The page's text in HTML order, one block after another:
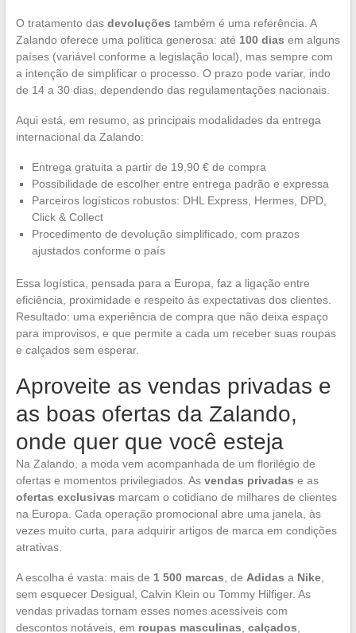
O tratamento das devoluções também é uma referência. A
Zalando oferece uma política generosa: até 100 dias em alguns
países (variável conforme a legislação local), mas sempre com
a intenção de simplificar o processo. O prazo pode variar, indo
de 14 a 30 dias, dependendo das regulamentações nacionais.
Aqui está, em resumo, as principais modalidades da entrega
internacional da Zalando:
Entrega gratuita a partir de 19,90 € de compra
Possibilidade de escolher entre entrega padrão e expressa
Parceiros logísticos robustos: DHL Express, Hermes, DPD,
Click & Collect
Procedimento de devolução simplificado, com prazos
ajustados conforme o país
Essa logística, pensada para a Europa, faz a ligação entre
eficiência, proximidade e respeito às expectativas dos clientes.
Resultado: uma experiência de compra que não deixa espaço
para improvisos, e que permite a cada um receber suas roupas
e calçados sem esperar.
Aproveite as vendas privadas e
as boas ofertas da Zalando,
onde quer que você esteja
Na Zalando, a moda vem acompanhada de um florilégio de
ofertas e momentos privilegiados. As vendas privadas e as
ofertas exclusivas marcam o cotidiano de milhares de clientes
na Europa. Cada operação promocional abre uma janela, às
vezes muito curta, para adquirir artigos de marca em condições
atrativas.
A escolha é vasta: mais de 1 500 marcas , de Adidas a Nike,
sem esquecer Desigual, Calvin Klein ou Tommy Hilfiger. As
vendas privadas tornam esses nomes acessíveis com
descontos notáveis, em roupas masculinas calçados